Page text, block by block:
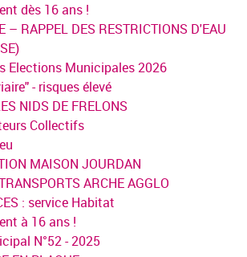
dès 16 ans !
– RAPPEL DES RESTRICTIONS D'EAU
Elections Municipales 2026
- risques élevé
NIDS DE FRELONS
Collectifs
MAISON JOURDAN
ARCHE AGGLO
: service Habitat
à 16 ans !
N°52 - 2025